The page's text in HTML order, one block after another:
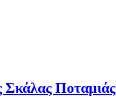
Σκάλας Ποταμιάς